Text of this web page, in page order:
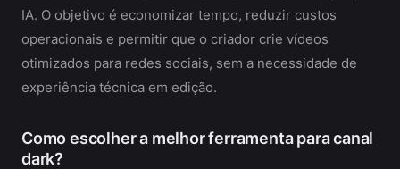
IA. O objetivo é economizar tempo, reduzir custos
operacionais e permitir que o criador crie vídeos
otimizados para redes sociais, sem a necessidade de
experiência técnica em edição.
Como escolher a melhor ferramenta para canal
dark?